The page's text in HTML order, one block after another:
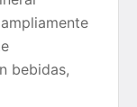
bebidas,